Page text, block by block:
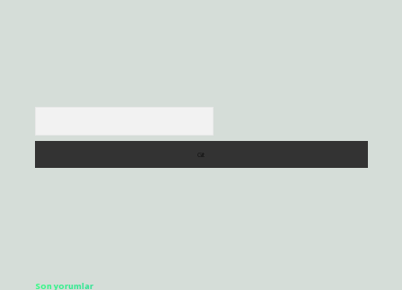
Son yorumlar